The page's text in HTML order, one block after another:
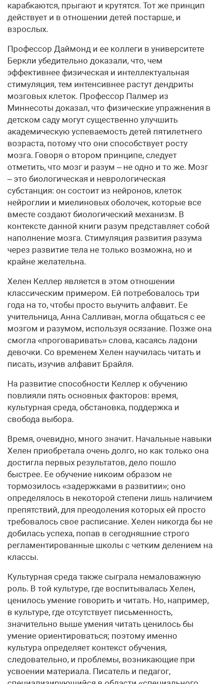
карабкаются, прыгают и крутятся. Тот же принцип
действует и в отношении детей постарше, и
взрослых.
Профессор Даймонд и ее коллеги в университете
Беркли убедительно доказали, что, чем
эффективнее физическая и интеллектуальная
стимуляция, тем интенсивнее растут дендриты
мозговых клеток. Профессор Палмер из
Миннесоты доказал, что физические упражнения в
детском саду могут существенно улучшить
академическую успеваемость детей пятилетнего
возраста, потому что они способствует росту
мозга. Говоря о втором принципе, следует
отметить, что мозг и разум – не одно и то же. Мозг
– это биологическая и неврологическая
субстанция: он состоит из нейронов, клеток
нейроглии и миелиновых оболочек, которые все
вместе создают биологический механизм. В
контексте данной книги разум представляет собой
наполнение мозга. Стимуляция развития разума
через развитие тела не только возможна, но и
крайне желательна.
Хелен Келлер является в этом отношении
классическим примером. Ей потребовалось три
года на то, чтобы просто выучить алфавит. Ее
учительница, Анна Салливан, могла общаться с ее
мозгом и разумом, используя осязание. Позже она
смогла «проговаривать» слова, касаясь ладони
девочки. Со временем Хелен научилась читать и
писать, изучив алфавит Брайля.
На развитие способности Келлер к обучению
повлияли пять основных факторов: время,
культурная среда, обстановка, поддержка и
свобода выбора.
Время, очевидно, много значит. Начальные навыки
Хелен приобретала очень долго, но как только она
достигла первых результатов, дело пошло
быстрее. Ее обучение никоим образом не
тормозилось «задержками в развитии»; оно
определялось в некоторой степени лишь наличием
препятствий, для преодоления которых ей просто
требовалось свое расписание. Хелен никогда бы не
добилась успеха, попав в сегодняшние строго
регламентированные школы с четким делением на
классы.
Культурная среда также сыграла немаловажную
роль. В той культуре, где воспитывалась Хелен,
ценилось умение говорить и читать. Но, например,
в культуре, где отсутствует письменность,
значительно выше умения читать ценилось бы
умение ориентироваться; поэтому именно
культура определяет контекст обучения,
следовательно, и проблемы, возникающие при
усвоении материала. Писатель и педагог,